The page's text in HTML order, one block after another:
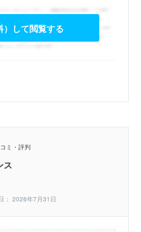
）して閲覧する
ミ・評判
ス
： 2026年7月31日